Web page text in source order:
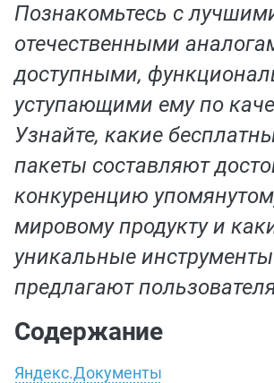
Познакомьтесь с
отечественными
доступными,
уступающими ему по
Узнайте, какие
пакеты составляют
конкуренцию
мировому продукту и
уникальные
предлагают
Содержание
Яндекс.Документы